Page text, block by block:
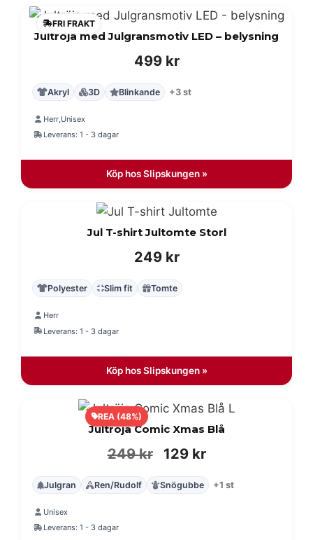
FRI FRAKT
Jultröja med Julgransmotiv LED – belysning
499 kr
Akryl 3D Blinkande +3 st
Herr,Unisex
Leverans: 1 - 3 dagar
Köp hos Slipskungen »
Jul T-shirt Jultomte Storl
249 kr
Polyester Slim fit Tomte
Herr
Leverans: 1 - 3 dagar
Köp hos Slipskungen »
REA (48%)
Jultröja Comic Xmas Blå
249kr
Det
ursprungliga
priset
129 krDet
nuvarande
Julgran Ren/Rudolf Snögubbe +1 st
Unisex
Leverans: 1 - 3 dagar